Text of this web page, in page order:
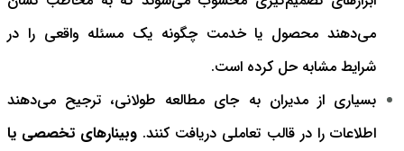
می‌دهند محصول یا خدمت چگونه یک مسئله واقعی را در
شرایط مشابه حل کرده است.
بسیاری از مدیران به جای مطالعه طولانی، ترجیح می‌دهند
اطلاعات را در قالب تعاملی دریافت کنند. وبینارهای تخصصی یا